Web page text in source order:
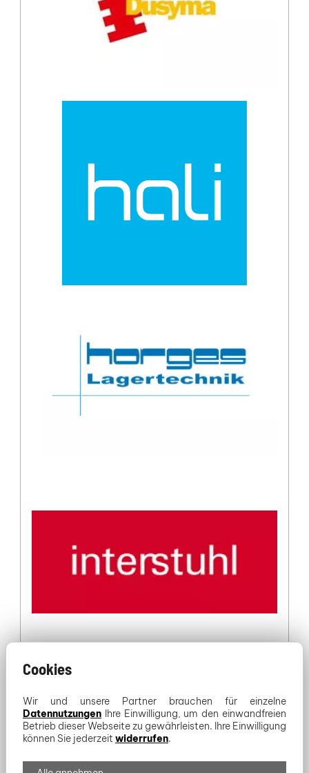
Cookies
Wir und unsere Partner brauchen für einzelne
Datennutzungen Ihre Einwilligung, um den einwandfreien
Betrieb dieser Webseite zu gewährleisten. Ihre Einwilligung
können Sie jederzeit widerrufen.